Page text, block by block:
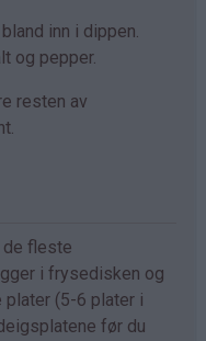
inn i dippen.
og pepper.
resten av
de fleste
i frysedisken og
plater (5-6 plater i
før du